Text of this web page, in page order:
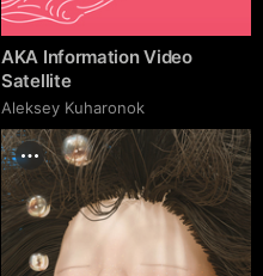
AKA Information Video
Satellite
Aleksey Kuharonok